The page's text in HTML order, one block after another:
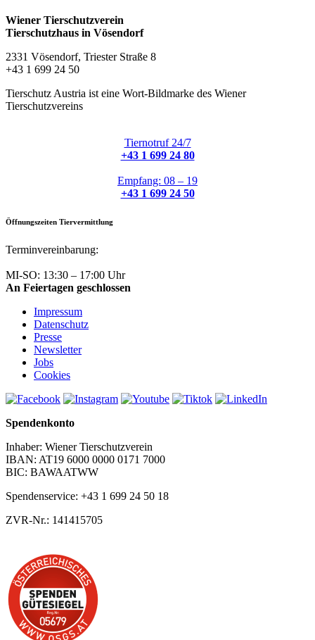
Wiener Tierschutzverein
Tierschutzhaus in Vösendorf
2331 Vösendorf, Triester Straße 8
+43 1 699 24 50
Tierschutz Austria ist eine Wort-Bildmarke des Wiener
Tierschutzvereins
Tiernotruf 24/7
+43 1 699 24 80
Empfang: 08 – 19
+43 1 699 24 50
Öffnungszeiten Tiervermittlung
Terminvereinbarung:
MI-SO: 13:30 – 17:00 Uhr
An Feiertagen geschlossen
Impressum
Datenschutz
Presse
Newsletter
Jobs
Cookies
Spendenkonto
Inhaber: Wiener Tierschutzverein
IBAN: AT19 6000 0000 0171 7000
BIC: BAWAATWW
Spendenservice: +43 1 699 24 50 18
ZVR-Nr.: 141415705